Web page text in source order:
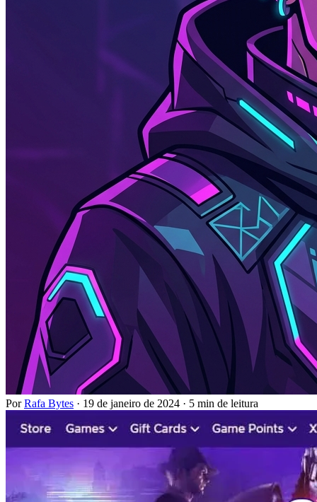
PorRafa Bytes · 19 de janeiro de 2024 · 5 min de leitura